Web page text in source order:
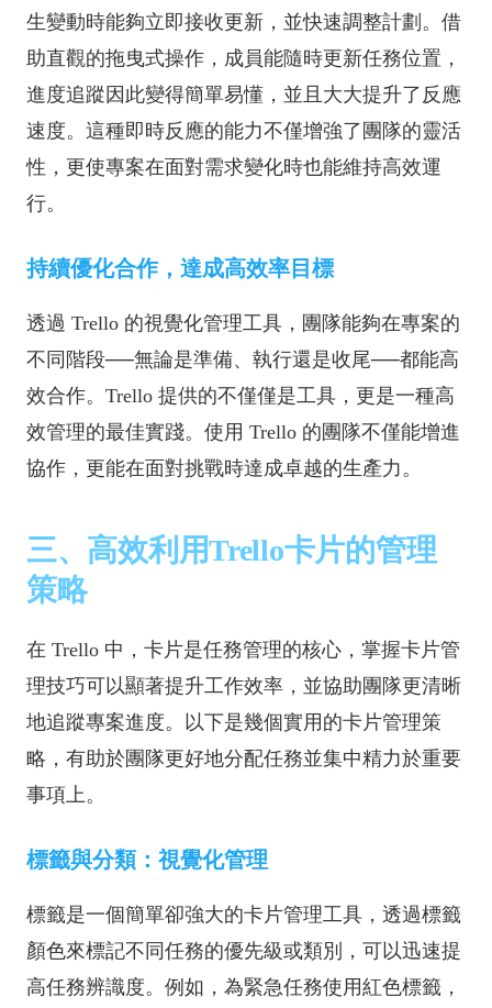
生變動時能夠立即接收更新，並快速調整計劃。借
助直觀的拖曳式操作，成員能隨時更新任務位置，
進度追蹤因此變得簡單易懂，並且大大提升了反應
速度。這種即時反應的能力不僅增強了團隊的靈活
性，更使專案在面對需求變化時也能維持高效運
行。
持續優化合作，達成高效率目標
透過 Trello 的視覺化管理工具，團隊能夠在專案的
不同階段──無論是準備、執行還是收尾──都能高
效合作。Trello 提供的不僅僅是工具，更是一種高
效管理的最佳實踐。使用 Trello 的團隊不僅能增進
協作，更能在面對挑戰時達成卓越的生產力。
三、高效利用Trello卡片的管理
策略
在 Trello 中，卡片是任務管理的核心，掌握卡片管
理技巧可以顯著提升工作效率，並協助團隊更清晰
地追蹤專案進度。以下是幾個實用的卡片管理策
略，有助於團隊更好地分配任務並集中精力於重要
事項上。
標籤與分類：視覺化管理
標籤是一個簡單卻強大的卡片管理工具，透過標籤
顏色來標記不同任務的優先級或類別，可以迅速提
高任務辨識度。例如，為緊急任務使用紅色標籤，